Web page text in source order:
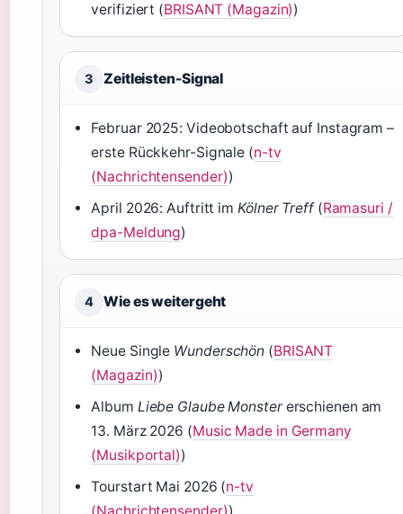
verifiziert (BRISANT (Magazin))
3 Zeitleisten-Signal
Februar 2025: Videobotschaft auf Instagram –
erste Rückkehr-Signale (n-tv
(Nachrichtensender))
April 2026: Auftritt im Kölner Treff(Ramasuri /
dpa-Meldung)
4 Wie es weitergeht
Neue Single Wunderschön (BRISANT
(Magazin))
Album Liebe Glaube Monstererschienen am
13. März 2026 (Music Made in Germany
(Musikportal))
Tourstart Mai 2026 (n-tv